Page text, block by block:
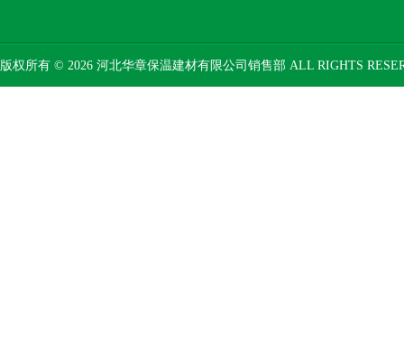
版权所有 © 2026 河北华章保温建材有限公司销售部 ALL RIGHTS